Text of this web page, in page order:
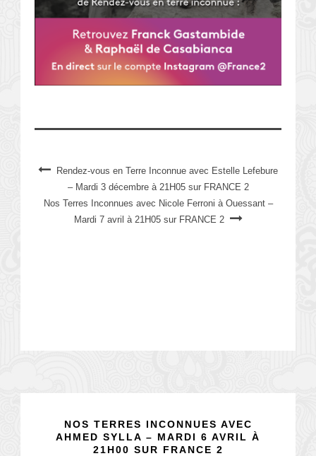
Rendez-vous en Terre Inconnue avec Estelle Lefebure
– Mardi 3 décembre à 21H05 sur FRANCE 2
Nos Terres Inconnues avec Nicole Ferroni à Ouessant –
Mardi 7 avril à 21H05 sur FRANCE 2
NOS TERRES INCONNUES AVEC
AHMED SYLLA – MARDI 6 AVRIL À
21H00 SUR FRANCE 2